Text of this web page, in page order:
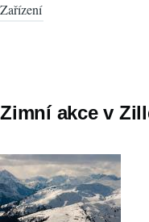
Zařízení
Zimní akce v